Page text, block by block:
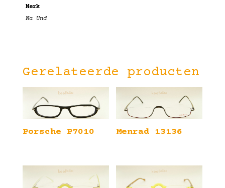
Merk
Na Und
Gerelateerde producten
Porsche P7010 Menrad 13136